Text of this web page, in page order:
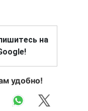
на
удобно!